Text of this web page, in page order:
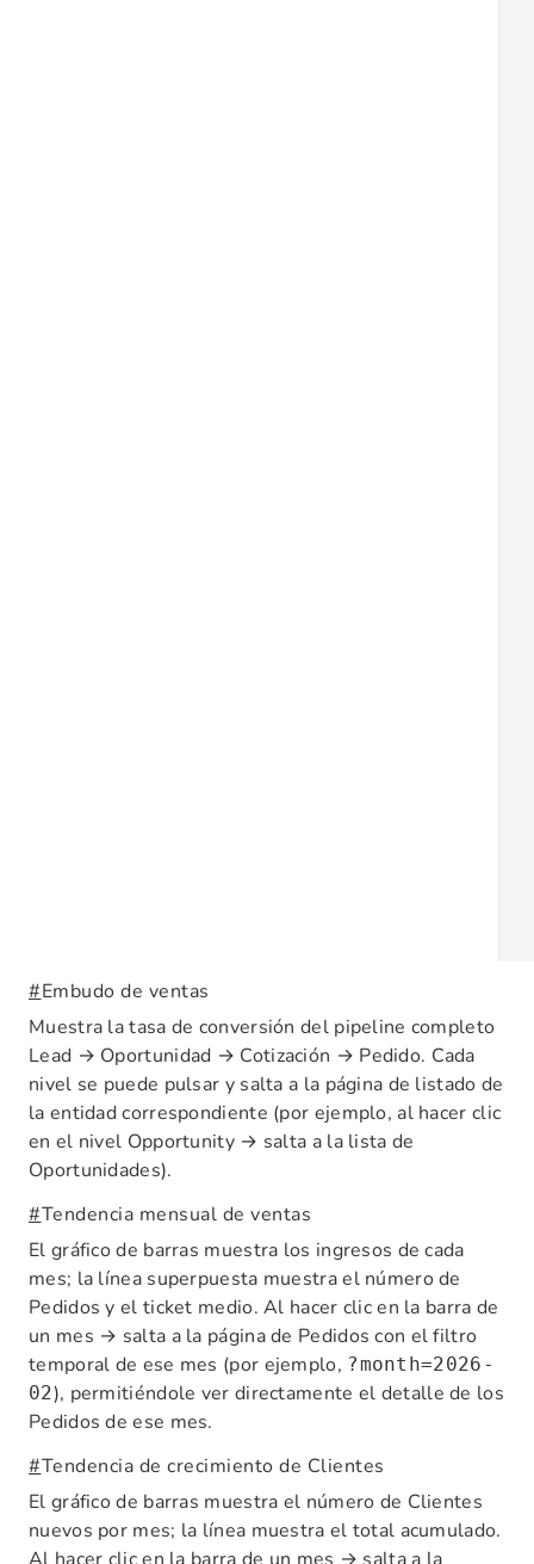
#Embudo de ventas
Muestra la tasa de conversión del pipeline completo
Lead → Oportunidad → Cotización → Pedido. Cada
nivel se puede pulsar y salta a la página de listado de
la entidad correspondiente (por ejemplo, al hacer clic
en el nivel Opportunity → salta a la lista de
Oportunidades).
#Tendencia mensual de ventas
El gráfico de barras muestra los ingresos de cada
mes; la línea superpuesta muestra el número de
Pedidos y el ticket medio. Al hacer clic en la barra de
un mes → salta a la página de Pedidos con el filtro
temporal de ese mes (por ejemplo, ?month=2026-
02), permitiéndole ver directamente el detalle de los
Pedidos de ese mes.
#Tendencia de crecimiento de Clientes
El gráfico de barras muestra el número de Clientes
nuevos por mes; la línea muestra el total acumulado.